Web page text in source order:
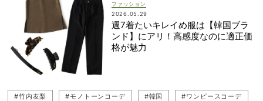
ファッション
2026.05.29
週7着たいキレイめ服は【韓国ブラ
ンド】にアリ！高感度なのに適正価
格が魅力
#竹内友梨 #モノトーンコーデ #韓国 #ワンピースコーデ